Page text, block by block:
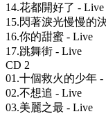
14.花都開好了 - Live
15.閃著淚光慢慢的
16.你的甜蜜 - Live
17.跳舞街 - Live
CD 2
01.十個救火的少年 -
02.不想追 - Live
03.美麗之最 - Live